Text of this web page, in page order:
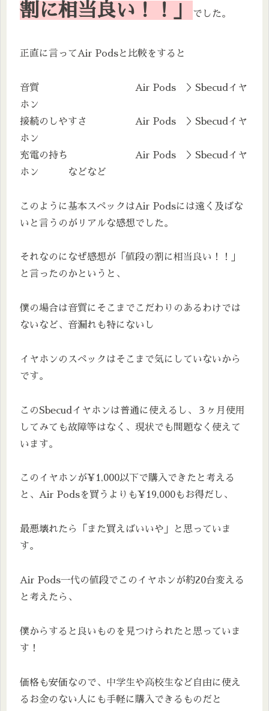
割に相当良い！！」
でした。
正直に言ってAir Podsと比較をすると
音質 Air Pods ＞Sbecudイヤ
ホン
接続のしやすさ Air Pods ＞Sbecudイヤ
ホン
充電の持ち Air Pods ＞Sbecudイヤ
ホン などなど
このように基本スペックはAir Podsには遠く及ばな
いと言うのがリアルな感想でした。
それなのになぜ感想が「値段の割に相当良い！！」
と言ったのかというと、
僕の場合は音質にそこまでこだわりのあるわけでは
ないなど、音漏れも特にないし
イヤホンのスペックはそこまで気にしていないから
です。
このSbecudイヤホンは普通に使えるし、３ヶ月使用
してみても故障等はなく、現状でも問題なく使えて
います。
このイヤホンが¥1,000以下で購入できたと考える
と、Air Podsを買うよりも¥19,000もお得だし、
最悪壊れたら「また買えばいいや」と思っていま
す。
Air Pods一代の値段でこのイヤホンが約20台変える
と考えたら、
僕からすると良いものを見つけられたと思っていま
す！
価格も安価なので、中学生や高校生など自由に使え
るお金のない人にも手軽に購入できるものだと